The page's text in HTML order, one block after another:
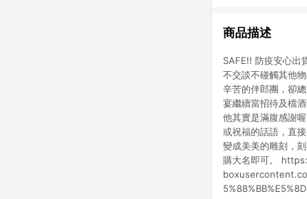
商品描述
SAFE!! 防疫安心出
不交談不碰觸其他
辛苦的伴郎團，卻
宴繼續當招待及檔
他其實是滿腹感謝
或祝福的話語，直
變成美美的雕刻，
購大名即可。